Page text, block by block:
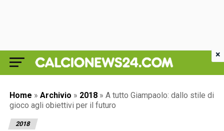
Home » Archivio » 2018 » A tutto Giampaolo: dallo stile di
gioco agli obiettivi per il futuro
2018
×